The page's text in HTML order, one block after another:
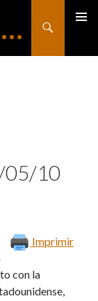
Julián Schvindlerman
05/10
Imprimir
con la